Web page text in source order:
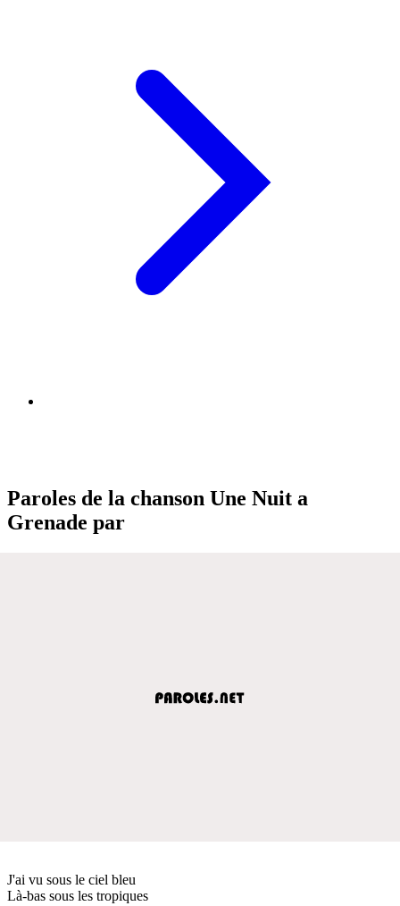
Paroles de la chanson Une Nuit a
Grenade par
J'ai vu sous le ciel bleu
Là-bas sous les tropiques